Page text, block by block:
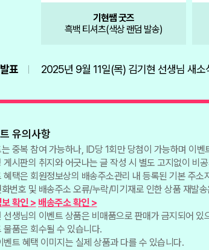
기현쌤 굿즈
흑백 티셔츠(색상 랜덤 발송)
표 2025년 9월 11일(목) 김기현 선생님 새소
유의사항
중복 참여 가능하나, ID당 1회만 당첨이 가능하며 이
게시판의 취지와 어긋나는 글 작성 시 별도 고지없이 비
혜택은 회원정보상의 배송주소관리 내 등록된 기본 주소
번호 및 배송주소 오류/누락/미기재로 인한 상품 재발
확인 > 배송주소 확인 >
선생님의 이벤트 상품은 비매품으로 판매가 금지되어 있
물품은 회수될 수 있습니다.
벤트 혜택 이미지는 실제 상품과 다를 수 있습니다.